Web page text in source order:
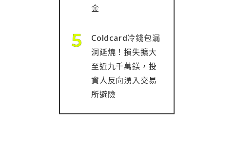
金
Coldcard冷錢包漏
洞延燒！損失擴大
至近九千萬鎂，投
資人反向湧入交易
所避險